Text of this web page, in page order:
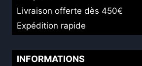
Livraison offerte dès 450€
Expédition rapide
INFORMATIONS